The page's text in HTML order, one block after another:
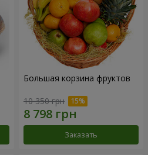
Большая корзина фруктов
10 350 грн
Заказать